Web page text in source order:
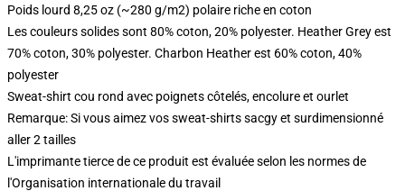
Poids lourd 8,25 oz (~280 g/m2) polaire riche en coton
Les couleurs solides sont 80% coton, 20% polyester. Heather Grey est
70% coton, 30% polyester. Charbon Heather est 60% coton, 40%
polyester
Sweat-shirt cou rond avec poignets côtelés, encolure et ourlet
Remarque: Si vous aimez vos sweat-shirts sacgy et surdimensionné
aller 2 tailles
L'imprimante tierce de ce produit est évaluée selon les normes de
l'Organisation internationale du travail